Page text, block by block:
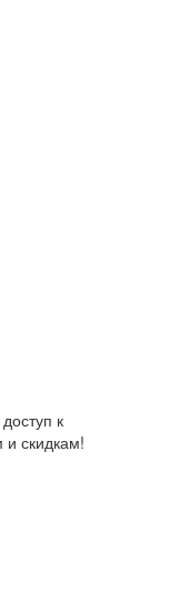
к
скидкам!